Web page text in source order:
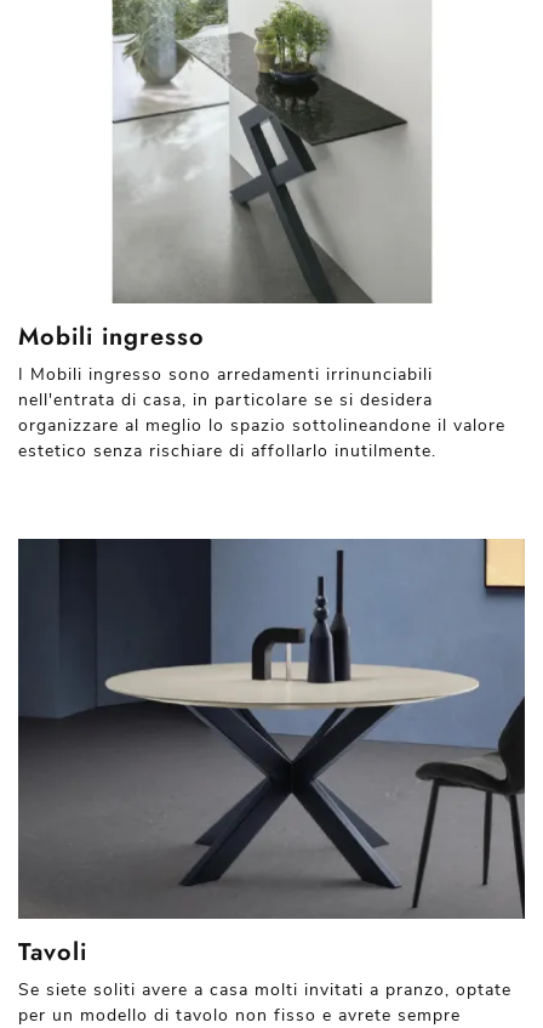
Mobili ingresso
I Mobili ingresso sono arredamenti irrinunciabili
nell'entrata di casa, in particolare se si desidera
organizzare al meglio lo spazio sottolineandone il valore
estetico senza rischiare di affollarlo inutilmente.
Tavoli
Se siete soliti avere a casa molti invitati a pranzo, optate
per un modello di tavolo non fisso e avrete sempre